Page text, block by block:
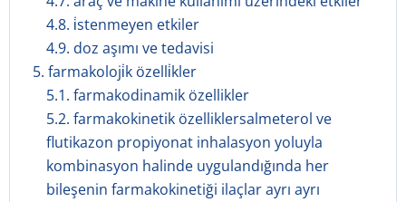
4.8. i̇stenmeyen etkiler
4.9. doz aşımı ve tedavisi
5. farmakoloji̇k özelli̇kler
5.1. farmakodinamik özellikler
5.2. farmakokinetik özelliklersalmeterol ve
flutikazon propiyonat inhalasyon yoluyla
kombinasyon halinde uygulandığında her
bileşenin farmakokinetiği ilaçlar ayrı ayrı